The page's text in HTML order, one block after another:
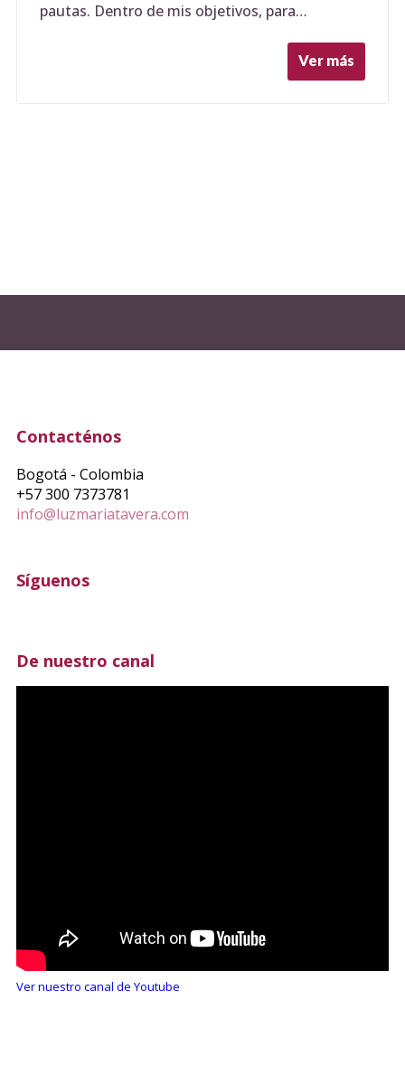
pautas. Dentro de mis objetivos, para…
Ver más
Contacténos
Bogotá - Colombia
+57 300 7373781
info@luzmariatavera.com
Síguenos
De nuestro canal
Ver nuestro canal de Youtube